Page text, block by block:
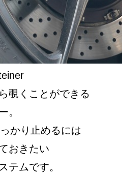
覗くことができる
。
かり止めるには
おきたい
テムです。